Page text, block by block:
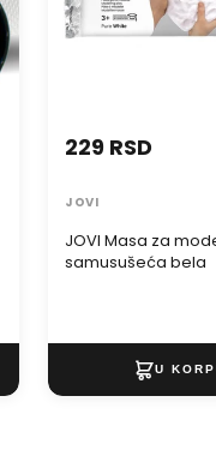
JOVI Masa za
samusušeća bela
229 RSD
JOVI